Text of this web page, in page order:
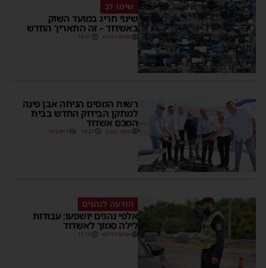
שימו לב
שינוי חריג במועד השוק
באשדוד – זה התאריך החדש
מנחם דויטש 16:07
רשות המסים הניחה אבן פינה
למתקן הבידוק החדש בבית
המכס אשדוד
משה קאהן 15:37 1 תגובות
הודעה לנהגים
אלפי נהגים יושפעו: עבודות
לילה סמוך לאשדוד
מנחם דויטש 11:10